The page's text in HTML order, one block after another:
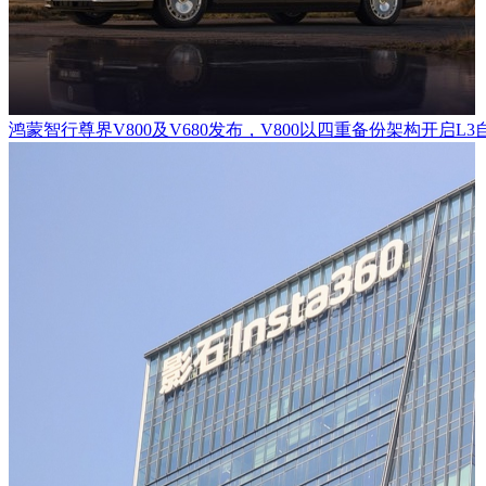
鸿蒙智行尊界V800及V680发布，V800以四重备份架构开启L3